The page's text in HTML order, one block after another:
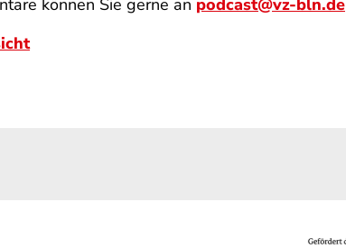
können Sie gerne an podcast@vz-bln.de